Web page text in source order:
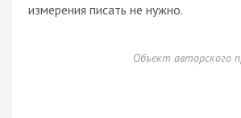
измерения писать не нужно.
Объект авторского